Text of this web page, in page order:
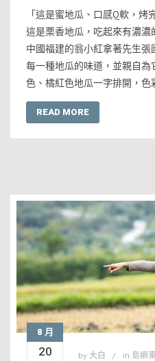
「這是蜜地瓜、口感Q軟，烤
這是栗香地瓜，吃起來有濃
中國福建的翁小紅拿著先生
每一種地瓜的味道，並親自
色、橘紅色地瓜一字排開，色
READ MORE
8 月
20 by 大白 in 島嶼